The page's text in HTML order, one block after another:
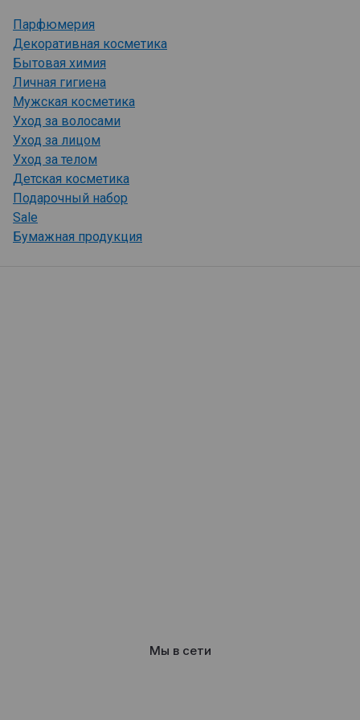
Парфюмерия
Декоративная косметика
Бытовая химия
Личная гигиена
Мужская косметика
Уход за волосами
Уход за лицом
Уход за телом
Детская косметика
Подарочный набор
Sale
Бумажная продукция
Мы в сети